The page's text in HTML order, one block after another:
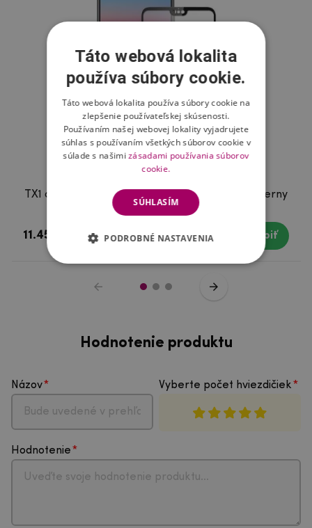
TX1 celoplošné tvrdené sklo na Huawei P20 - čierny
lem
11.45 € Skladom Kúpiť
Hodnotenie produktu
Názov Vyberte počet hviezdičiek
Hodnotenie
Táto webová lokalita
používa súbory cookie.
Táto webová lokalita používa súbory cookie na
zlepšenie používateľskej skúsenosti.
Používaním našej webovej lokality vyjadrujete
súhlas s používaním všetkých súborov cookie v
súlade s našimizásadami používania súborov
cookie.
SÚHLASÍM
PODROBNÉ NASTAVENIA